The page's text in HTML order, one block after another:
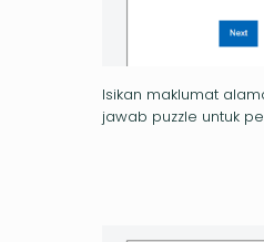
Isikan maklumat
jawab puzzle untuk